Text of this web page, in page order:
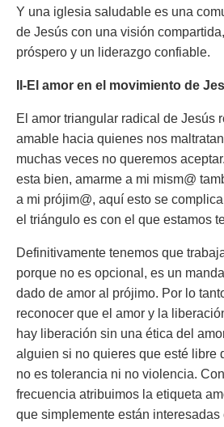
Y una iglesia saludable es una
de Jesús con una visión
próspero y un liderazgo confiable.
II-El amor en el movimiento de
El amor triangular radical de Jesús
amable hacia quienes nos
muchas veces no queremos
esta bien, amarme a mi mism@
a mi prójim@, aquí esto se
el triángulo es con el que estamos
Definitivamente tenemos que
porque no es opcional, es un
dado de amor al prójimo. Por lo
reconocer que el amor y la
hay liberación sin una ética del
alguien si no quieres que esté libre
no es tolerancia ni no violencia.
frecuencia atribuimos la etiqueta
que simplemente están